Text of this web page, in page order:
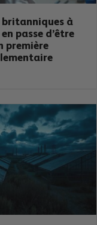
britanniques à
passe d’être
première